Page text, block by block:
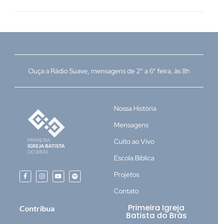
Ouça a Rádio Suave, mensagens de 2° a 6° feira, às 8h
Nossa História
Mensagens
Culto ao Vivo
Escola Bíblica
Projetos
Contato
Contribua Primeira Igreja
Batista do Brás